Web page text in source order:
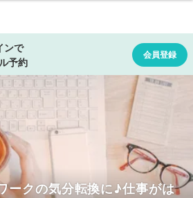
ークの気分転換に♪仕事がは